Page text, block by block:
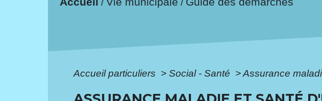
/ /
Accueil particuliers > Social - Santé >Assurance